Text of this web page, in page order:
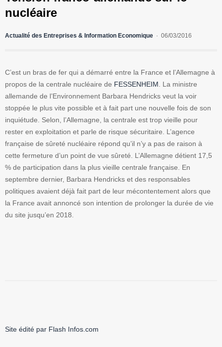
nucléaire
Actualité des Entreprises & Information Economique 06/03/2016
C’est un bras de fer qui a démarré entre la France et l’Allemagne à
propos de la centrale nucléaire de FESSENHEIM. La ministre
allemande de l’Environnement Barbara Hendricks veut la voir
stoppée le plus vite possible et à fait part une nouvelle fois de son
inquiétude. Selon, l’Allemagne, la centrale est trop vieille pour
rester en exploitation et parle de risque sécuritaire. L’agence
française de sûreté nucléaire répond qu’il n’y a pas de raison à
cette fermeture d’un point de vue sûreté. L’Allemagne détient 17,5
% de participation dans la plus vieille centrale française. En
septembre dernier, Barbara Hendricks et des responsables
politiques avaient déjà fait part de leur mécontentement alors que
la France avait annoncé son intention de prolonger la durée de vie
du site jusqu’en 2018.
Site édité par Flash Infos.com